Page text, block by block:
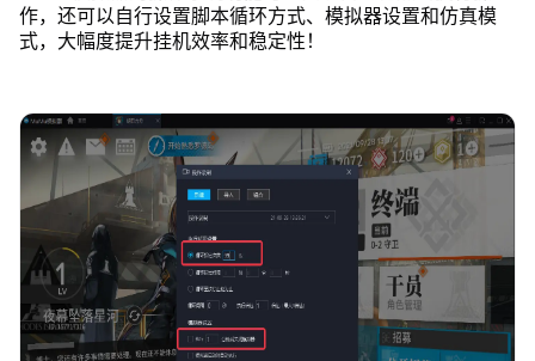
作，还可以自行设置脚本循环方式、模拟器设置和仿真模
式，大幅度提升挂机效率和稳定性！